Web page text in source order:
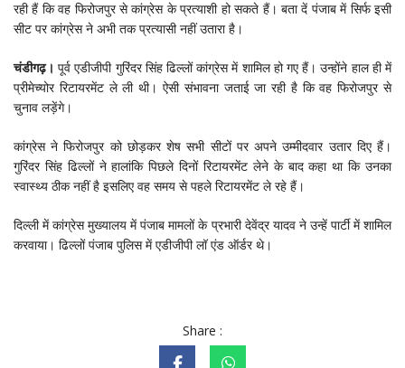
रही हैं कि वह फिरोजपुर से कांग्रेस के प्रत्याशी हो सकते हैं। बता दें पंजाब में सिर्फ इसी
सीट पर कांग्रेस ने अभी तक प्रत्यासी नहीं उतारा है।
चंडीगढ़। पूर्व एडीजीपी गुरिंदर सिंह ढिल्लों कांग्रेस में शामिल हो गए हैं। उन्होंने हाल ही में
प्रीमेच्योर रिटायरमेंट ले ली थी। ऐसी संभावना जताई जा रही है कि वह फिरोजपुर से
चुनाव लड़ेंगे।
कांग्रेस ने फिरोजपुर को छोड़कर शेष सभी सीटों पर अपने उम्मीदवार उतार दिए हैं।
गुरिंदर सिंह ढिल्लों ने हालांकि पिछले दिनों रिटायरमेंट लेने के बाद कहा था कि उनका
स्वास्थ्य ठीक नहीं है इसलिए वह समय से पहले रिटायरमेंट ले रहे हैं।
दिल्ली में कांग्रेस मुख्यालय में पंजाब मामलों के प्रभारी देवेंद्र यादव ने उन्हें पार्टी में शामिल
करवाया। ढिल्लों पंजाब पुलिस में एडीजीपी लॉ एंड ऑर्डर थे।
Share :